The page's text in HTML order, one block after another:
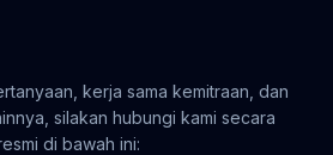
kerja sama kemitraan, dan
silakan hubungi kami secara
di bawah ini: